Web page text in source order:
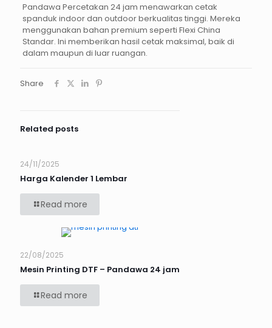
Pandawa Percetakan 24 jam menawarkan cetak
spanduk indoor dan outdoor berkualitas tinggi. Mereka
menggunakan bahan premium seperti Flexi China
Standar. Ini memberikan hasil cetak maksimal, baik di
dalam maupun di luar ruangan.
Share
Related posts
24/11/2025
Harga Kalender 1 Lembar
Read more
22/08/2025
Mesin Printing DTF – Pandawa 24 jam
Read more